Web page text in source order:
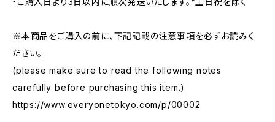
※本商品をご購入の前に、下記記載の注意事項を必ずお読みく
ださい。
(please make sure to read the following notes
carefully before purchasing this item.)
https://www.everyonetokyo.com/p/00002